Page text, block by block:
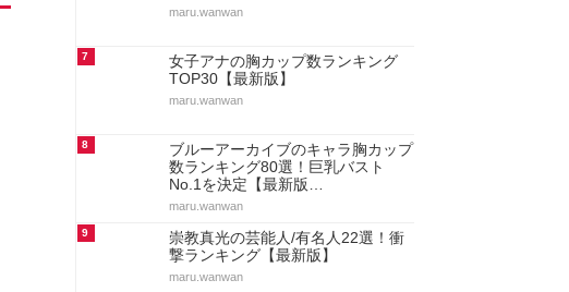
maru.wanwan
7
女子アナの胸カップ数ランキング
TOP30【最新版】
maru.wanwan
8
ブルーアーカイブのキャラ胸カップ
数ランキング80選！巨乳バスト
No.1を決定【最新版…
maru.wanwan
9
崇教真光の芸能人/有名人22選！衝
撃ランキング【最新版】
maru.wanwan